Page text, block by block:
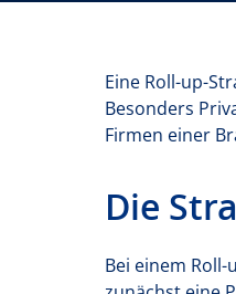
Eine Roll-up-
Besonders
Firmen einer
Die
Bei einem